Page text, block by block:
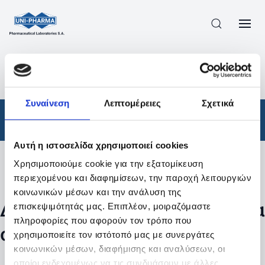
Συναίνεση Λεπτομέρειες Σχετικά
Αυτή η ιστοσελίδα χρησιμοποιεί cookies
Χρησιμοποιούμε cookie για την εξατομίκευση
περιεχομένου και διαφημίσεων, την παροχή λειτουργιών
κοινωνικών μέσων και την ανάλυση της
επισκεψιμότητάς μας. Επιπλέον, μοιραζόμαστε
πληροφορίες που αφορούν τον τρόπο που
χρησιμοποιείτε τον ιστότοπό μας με συνεργάτες
κοινωνικών μέσων, διαφήμισης και αναλύσεων, οι
οποίοι ενδεχομένως να τις συνδυάσουν με άλλες
ΠΡΟΪΟΝΤΑ ΣΥΝΤΑΓΟΓΡΑΦΟΎΜΕΝΑ
/
ΑΠΟΤΕΛΕΣΜΑΤΑ ΑΝΑΖΗΤΗΣΗΣ
Φάρμακα / Συνταγογραφούμενα
Φίλτρα
Δεν βρέθηκαν προϊόντα με τα
συγκεκριμένα φίλτρα